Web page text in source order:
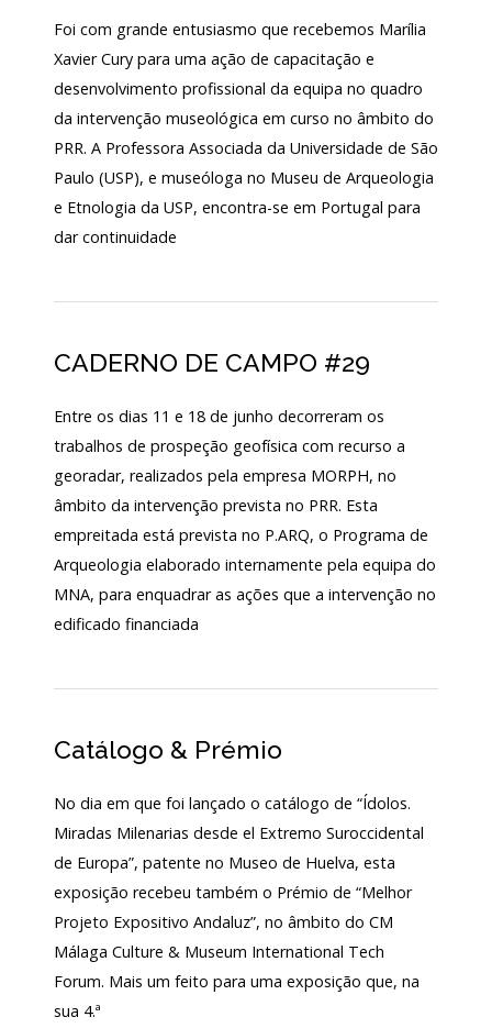
colaboração
Público
e
Login
ANOS
MNA
Exposições
Cooperação
Notícias/Destaques
Foi com grande entusiasmo que recebemos Marília
Xavier Cury para uma ação de capacitação e
desenvolvimento profissional da equipa no quadro
da intervenção museológica em curso no âmbito do
PRR. A Professora Associada da Universidade de São
Paulo (USP), e museóloga no Museu de Arqueologia
e Etnologia da USP, encontra-se em Portugal para
dar continuidade
CADERNO DE CAMPO #29
Entre os dias 11 e 18 de junho decorreram os
trabalhos de prospeção geofísica com recurso a
georadar, realizados pela empresa MORPH, no
âmbito da intervenção prevista no PRR. Esta
empreitada está prevista no P.ARQ, o Programa de
Arqueologia elaborado internamente pela equipa do
MNA, para enquadrar as ações que a intervenção no
edificado financiada
Catálogo & Prémio
No dia em que foi lançado o catálogo de “Ídolos.
Miradas Milenarias desde el Extremo Suroccidental
de Europa”, patente no Museo de Huelva, esta
exposição recebeu também o Prémio de “Melhor
Projeto Expositivo Andaluz”, no âmbito do CM
Málaga Culture & Museum International Tech
Forum. Mais um feito para uma exposição que, na
sua 4.ª